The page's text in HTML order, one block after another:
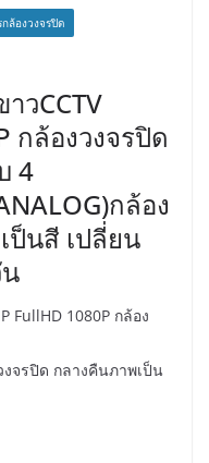
ล้องวงจรปิด
วCCTV
กล้องวงจรปิด
4
กล้อง
ป็นสี เปลี่ยน
FullHD 1080P กล้อง
งจรปิด กลางคืนภาพเป็น